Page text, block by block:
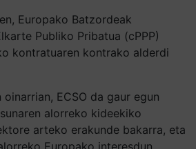
Europako Batzordeak
Publiko Pribatua (cPPP)
kontratuaren kontrako alderdi
oinarrian, ECSO da gaur egun
alorreko kideekiko
arteko erakunde bakarra, eta
Europako interesdun